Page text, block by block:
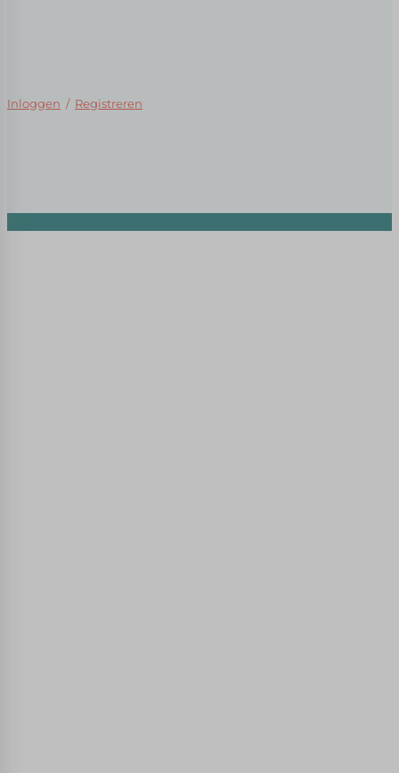
Inloggen / Registreren